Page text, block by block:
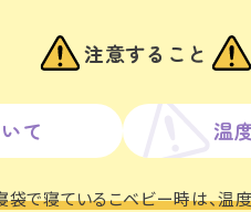
注意すること
て
袋で寝ているこ
温
ベビー時は、温